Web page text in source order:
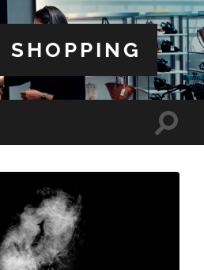
SHOPPING
Toggle